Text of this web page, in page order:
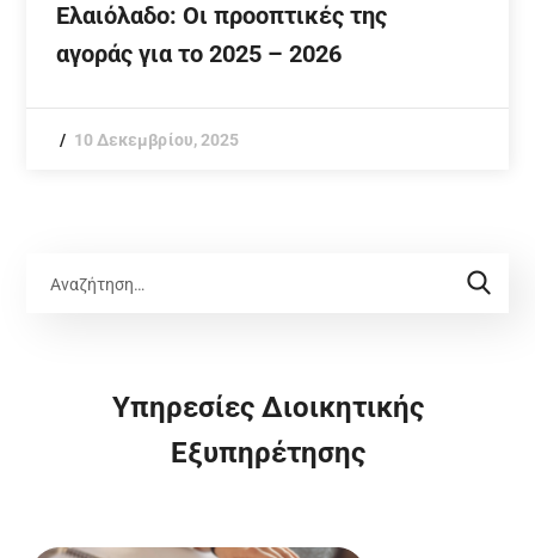
Ελαιόλαδο: Οι προοπτικές της
αγοράς για το 2025 – 2026
10 Δεκεμβρίου, 2025
Υπηρεσίες Διοικητικής
Εξυπηρέτησης